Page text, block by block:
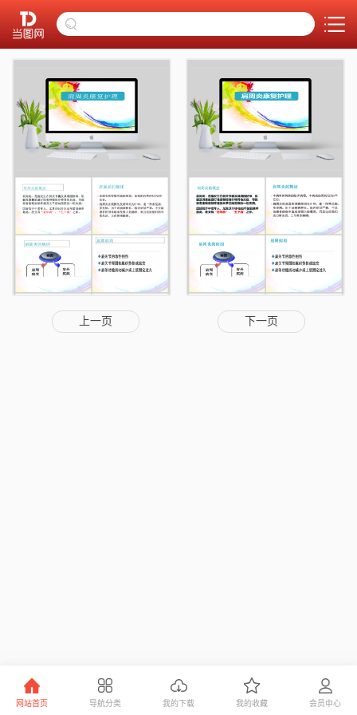
上一页 下一页
网站首页 导航分类 我的下载 我的收藏 会员中心